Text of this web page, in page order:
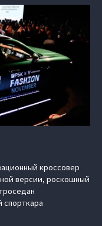
кроссовер
версии, роскошный
спорткара